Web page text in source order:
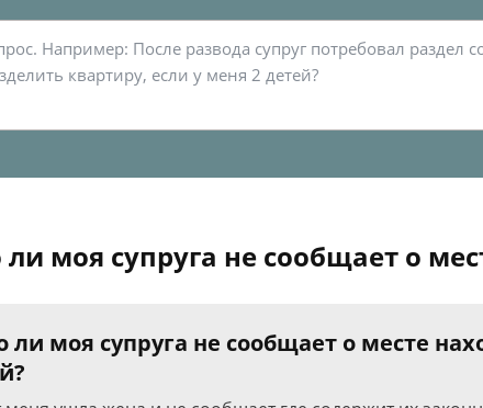
моя супруга не сообщает о
ли моя супруга не сообщает о месте